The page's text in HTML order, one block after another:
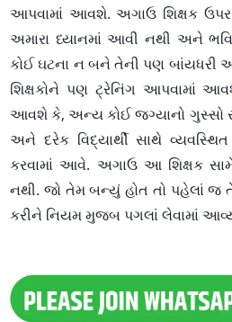
આપવામાં આવશે. અગાઉ શિક્ષક ઉપર
અમારા ધ્યાનમાં આવી નથી અને
કોઈ ઘટના ન બને તેની પણ બાંયધરી
શિક્ષકોને પણ ટ્રેનિંગ આપવામાં
આવશે કે, અન્ય કોઈ જગ્યાનો ગુસ્સો
અને દરેક વિદ્યાર્થી સાથે વ્યવસ્થિત
કરવામાં આવે. અગાઉ આ શિક્ષક
નથી. જો તેમ બન્યું હોત તો પહેલાં જ તે
કરીને નિયમ મુજબ પગલાં લેવામાં